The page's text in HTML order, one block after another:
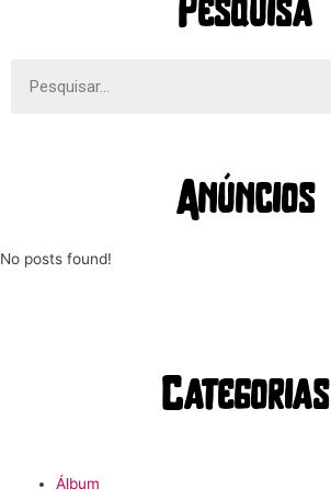
Pesquisa
Anúncios
No posts found!
Categorias
Álbum